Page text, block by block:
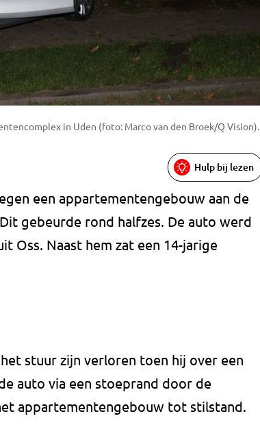
in Uden (foto: Marco van den Broek/Q Vision).
Hulp bij lezen
een appartementengebouw aan de
gebeurde rond halfzes. De auto werd
Oss. Naast hem zat een 14-jarige
stuur zijn verloren toen hij over een
auto via een stoeprand door de
appartementengebouw tot stilstand.